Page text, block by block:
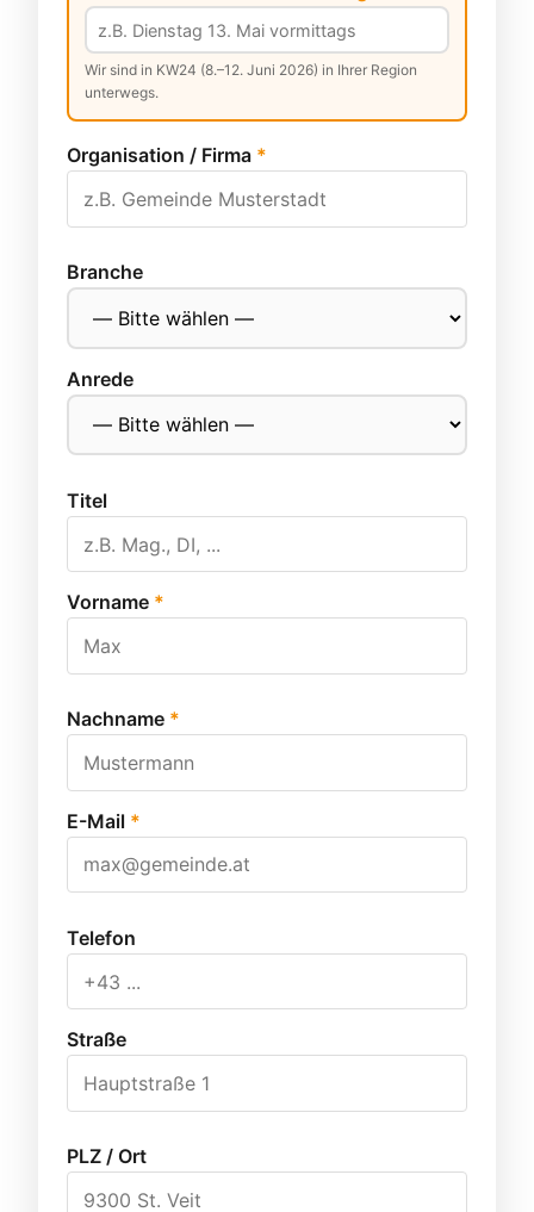
Wir sind in KW24 (8.–12. Juni 2026) in Ihrer Region
unterwegs.
Organisation / Firma *
Branche
Anrede
Titel
Vorname *
Nachname *
E-Mail *
Telefon
Straße
PLZ / Ort